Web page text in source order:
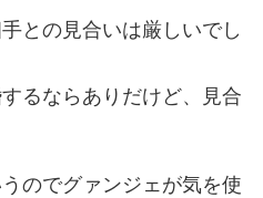
との見合いは厳しいでし
るならありだけど、見合
のでグァンジェが気を使